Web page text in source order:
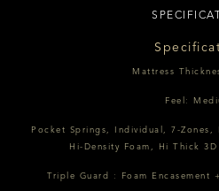
Mattress
Feel:
Pocket Springs, Individual, 7-Zones,
Hi-Density Foam, Hi Thick
Triple Guard : Foam Encasement